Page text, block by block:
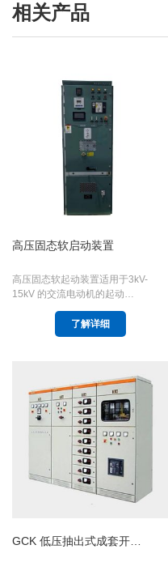
相关产品
高压固态软启动装置
高压固态软起动装置适用于3kV-
15kV 的交流电动机的起动…
了解详细
GCK 低压抽出式成套开…